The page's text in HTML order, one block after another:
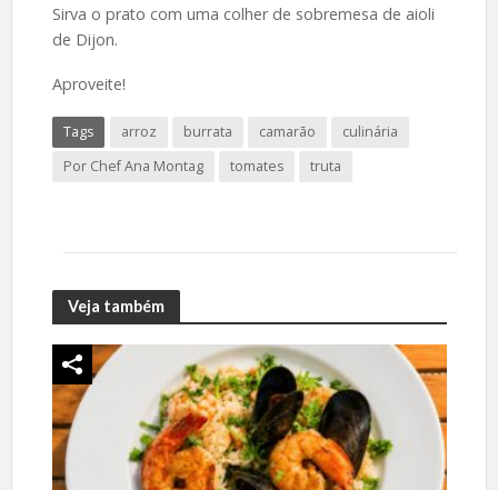
Sirva o prato com uma colher de sobremesa de aioli
de Dijon.
Aproveite!
Tags arroz burrata camarão
culinária
Por Chef Ana Montag
tomates truta
Veja também